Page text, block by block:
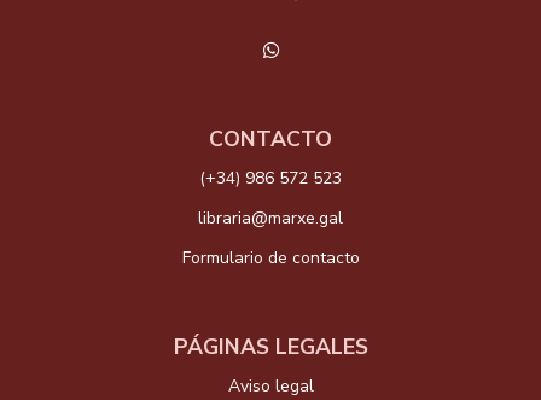
CONTACTO
(+34) 986 572 523
libraria@marxe.gal
Formulario de contacto
PÁGINAS LEGALES
Aviso legal